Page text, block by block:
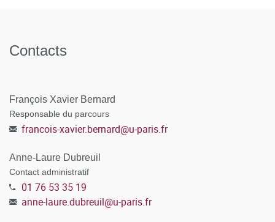
la Formation – Mention Pratiques et ingénierie de la
formation PIF
Contacts
François Xavier Bernard
Responsable du parcours
francois-xavier.bernard@u-paris.fr
Anne-Laure Dubreuil
Contact administratif
01 76 53 35 19
anne-laure.dubreuil@u-paris.fr